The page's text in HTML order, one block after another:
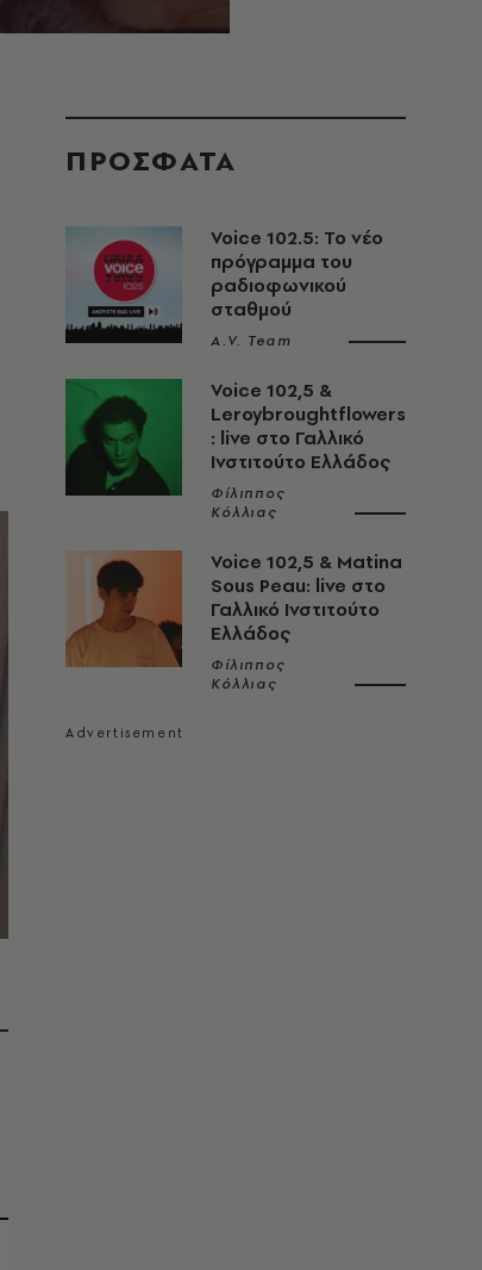
ΠΡΟΣΦΑΤΑ
Voice 102.5: Το νέο
πρόγραμμα του
ραδιοφωνικού
σταθμού
A.V. Team
Voice 102,5 &
Leroybroughtflowers
: live στο Γαλλικό
Ινστιτούτο Ελλάδος
Φίλιππος
Κόλλιας
Voice 102,5 & Matina
Sous Peau: live στο
Γαλλικό Ινστιτούτο
Ελλάδος
Φίλιππος
Κόλλιας